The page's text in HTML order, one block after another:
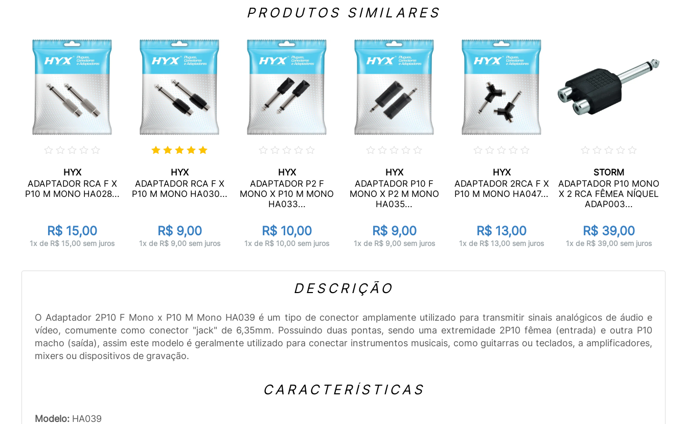
PRODUTOS SIMILARES
HYX
ADAPTADOR RCA F X
P10 M MONO HA028...
R$ 15,00
1x de R$ 15,00 sem juros
HYX
ADAPTADOR RCA F X
P10 M MONO HA030...
R$ 9,00
1x de R$ 9,00 sem juros
HYX
ADAPTADOR P2 F
MONO X P10 M MONO
HA033...
R$ 10,00
1x de R$ 10,00 sem juros
HYX
ADAPTADOR P10 F
MONO X P2 M MONO
HA035...
R$ 9,00
1x de R$ 9,00 sem juros
HYX
ADAPTADOR 2RCA F X
P10 M MONO HA047...
R$ 13,00
1x de R$ 13,00 sem juros
STORM
ADAPTADOR P10 MONO
X 2 RCA FÊMEA NÍQUEL
ADAP003...
R$ 39,00
1x de R$ 39,00 sem juros
DESCRIÇÃO
O Adaptador 2P10 F Mono x P10 M Mono HA039 é um tipo de conector amplamente utilizado para transmitir sinais analógicos de áudio e
vídeo, comumente como conector "jack" de 6,35mm. Possuindo duas pontas, sendo uma extremidade 2P10 fêmea (entrada) e outra P10
macho (saída), assim este modelo é geralmente utilizado para conectar instrumentos musicais, como guitarras ou teclados, a amplificadores,
mixers ou dispositivos de gravação.
CARACTERÍSTICAS
Modelo: HA039